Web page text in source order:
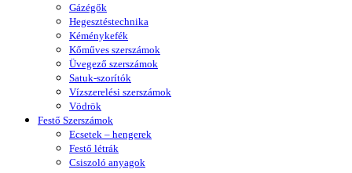
Gázégők
Hegesztéstechnika
Kéménykefék
Kőműves szerszámok
Üvegező szerszámok
Satuk-szorítók
Vízszerelési szerszámok
Vödrök
Festő Szerszámok
Ecsetek – hengerek
Festő létrák
Csiszoló anyagok